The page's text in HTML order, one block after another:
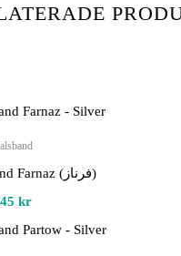
Namnhalsband Farnaz (فرناز)
kr